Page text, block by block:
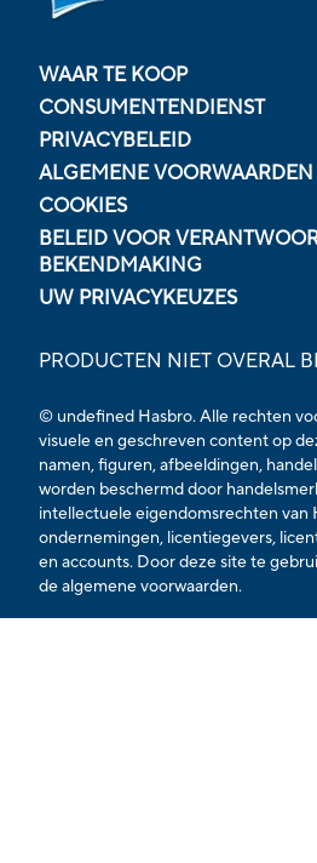
WAAR TE KOOP
CONSUMENTENDIENST
PRIVACYBELEID
ALGEMENE VOORWAARDEN
COOKIES
BELEID VOOR
BEKENDMAKING
UW PRIVACYKEUZES
PRODUCTEN NIET OVERAL
© undefined Hasbro. Alle rechten
visuele en geschreven content op
namen, figuren, afbeeldingen,
worden beschermd door
intellectuele eigendomsrechten van
ondernemingen, licentiegevers,
en accounts. Door deze site te
de algemene voorwaarden.